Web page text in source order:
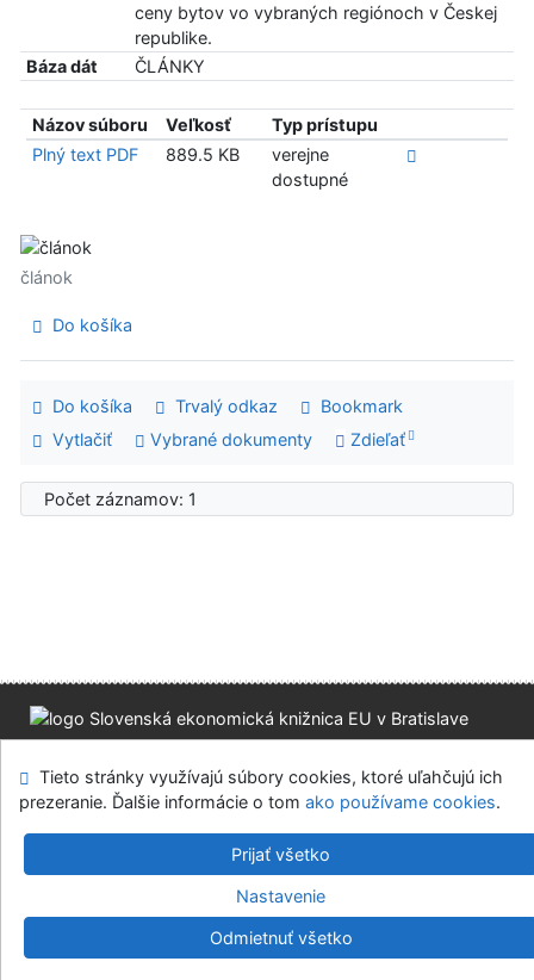
ceny bytov vo vybraných regiónoch v Českej
republike.
Báza dát
ČLÁNKY
Názov súboru Veľkosť
Typ prístupu
Plný text PDF
889.5 KB
verejne
dostupné
článok
Do košíka
Do košíka Trvalý odkaz
Bookmark
Vytlačiť
Vybrané dokumenty Zdieľať
Počet záznamov: 1
Mapa stránok Prístupnosť
Súkromie
Modul OpenSearch
Napíšte nám Nastavenie cookies
Slovenská ekonomická knižnica EU v Bratislave
©1993-2026IPACv.4.8.63a-Cosmotron Slovakia, s.r.o.
Tieto stránky využívajú súbory cookies, ktoré uľahčujú ich
prezeranie. Ďalšie informácie o tom ako používame cookies.
Prijať všetko
Nastavenie
Odmietnuť všetko